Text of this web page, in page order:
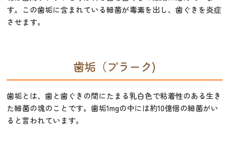
す。この歯垢に含まれている細菌が毒素を出し、歯ぐきを炎症
させます。
歯垢（プラーク)
歯垢とは、歯と歯ぐきの間にたまる乳白色で粘着性のある生き
た細菌の塊のことです。歯垢1mgの中には約10億個の細菌がい
ると言われています。